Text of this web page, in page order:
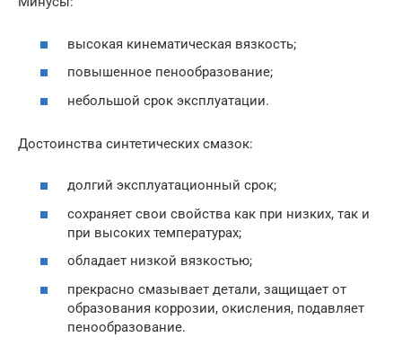
высокая кинематическая вязкость;
повышенное пенообразование;
небольшой срок эксплуатации.
Достоинства синтетических смазок:
долгий эксплуатационный срок;
сохраняет свои свойства как при низких, так и
при высоких температурах;
обладает низкой вязкостью;
прекрасно смазывает детали, защищает от
образования коррозии, окисления, подавляет
пенообразование.